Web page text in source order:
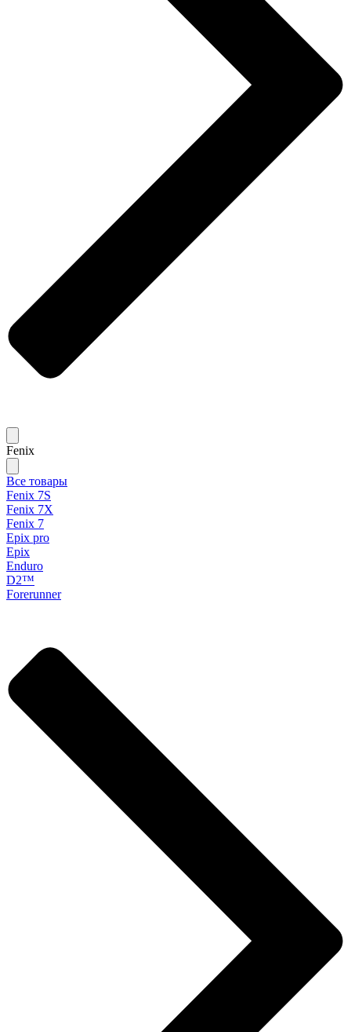
Fenix
Все товары
Fenix 7S
Fenix 7X
Fenix 7
Epix pro
Epix
Enduro
D2™
Forerunner